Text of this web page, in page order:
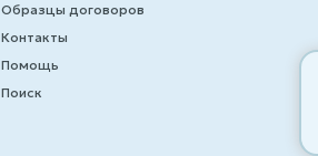
Образцы договоров
Контакты
Помощь
Поиск